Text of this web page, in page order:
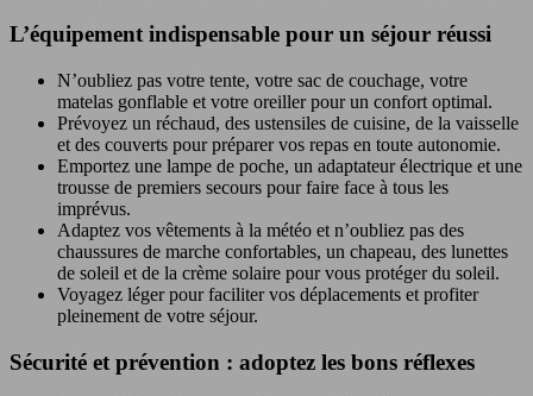
L’équipement indispensable pour un séjour réussi
N’oubliez pas votre tente, votre sac de couchage, votre
matelas gonflable et votre oreiller pour un confort optimal.
Prévoyez un réchaud, des ustensiles de cuisine, de la vaisselle
et des couverts pour préparer vos repas en toute autonomie.
Emportez une lampe de poche, un adaptateur électrique et une
trousse de premiers secours pour faire face à tous les
imprévus.
Adaptez vos vêtements à la météo et n’oubliez pas des
chaussures de marche confortables, un chapeau, des lunettes
de soleil et de la crème solaire pour vous protéger du soleil.
Voyagez léger pour faciliter vos déplacements et profiter
pleinement de votre séjour.
Sécurité et prévention : adoptez les bons réflexes